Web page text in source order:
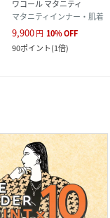
ワコール マタニティ
マタニティインナー・肌着
9,900円 10%OFF
90ポイント(1倍)